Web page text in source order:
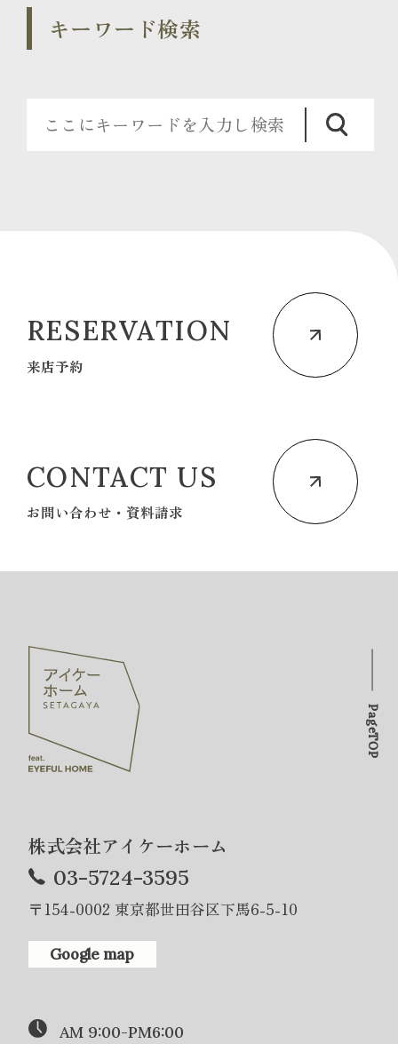
キーワード検索
RESERVATION
来店予約
CONTACT US
お問い合わせ・資料請求
株式会社アイケーホーム
03-5724-3595
〒154-0002 東京都世田谷区下馬6-5-10
Google map
AM 9:00-PM6:00
PageTOP